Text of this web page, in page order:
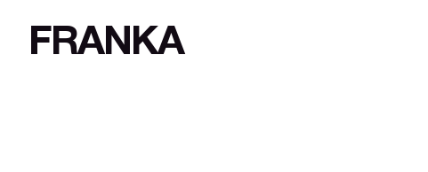
FRANKA